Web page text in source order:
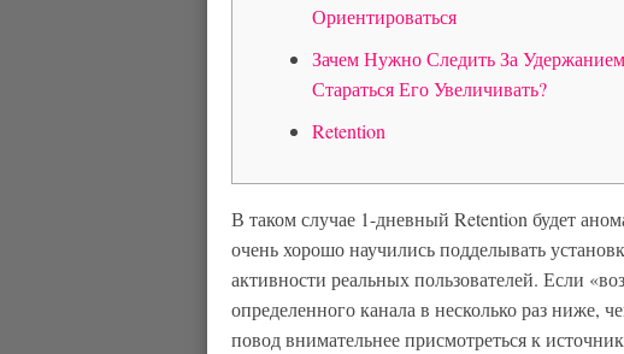
Ориентироваться
Зачем Нужно Следить За
Стараться Его Увеличивать?
Retention
В таком случае 1-дневный Retention будет
очень хорошо научились подделывать
активности реальных пользователей. Если
определенного канала в несколько раз ниже,
повод внимательнее присмотреться к